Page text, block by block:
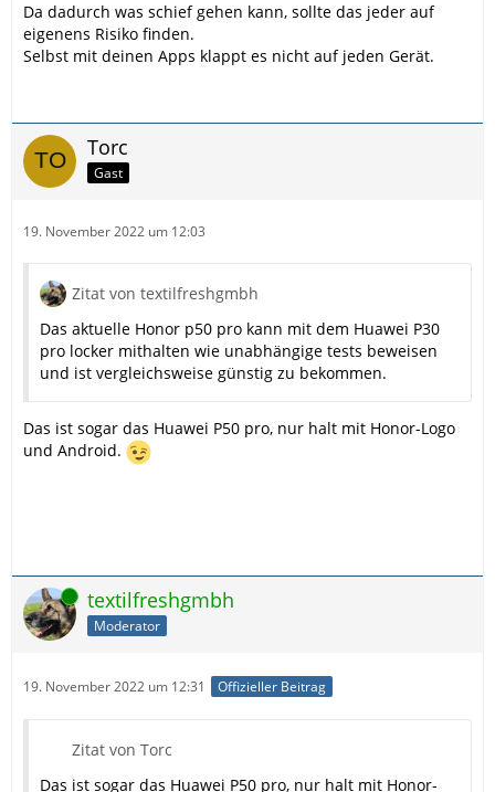
Da dadurch was schief gehen kann, sollte das jeder auf
eigenens Risiko finden.
Selbst mit deinen Apps klappt es nicht auf jeden Gerät.
Torc
Gast
19. November 2022 um 12:03
Zitat von textilfreshgmbh
Das aktuelle Honor p50 pro kann mit dem Huawei P30
pro locker mithalten wie unabhängige tests beweisen
und ist vergleichsweise günstig zu bekommen.
Das ist sogar das Huawei P50 pro, nur halt mit Honor-Logo
und Android.
Online textilfreshgmbh
Moderator
19. November 2022 um 12:31 Offizieller Beitrag
Zitat von Torc
Das ist sogar das Huawei P50 pro, nur halt mit Honor-